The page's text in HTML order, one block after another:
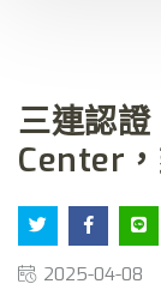
三連認證
Center
2025-04-08